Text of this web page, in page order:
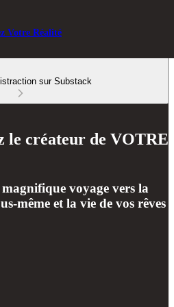
Votre Réalité
sur Substack
le créateur de VOTRE
voyage vers la
même et la vie de vos rêves